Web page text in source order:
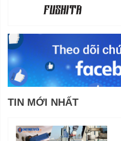
TIN MỚI NHẤT